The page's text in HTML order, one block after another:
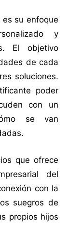
su enfoque
y
El objetivo
de cada
soluciones.
poder
con un
se van
que ofrece
del
con la
suegros de
propios hijos